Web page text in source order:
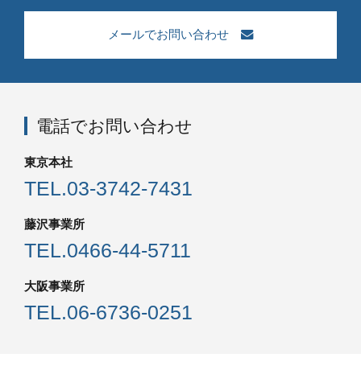
メールでお問い合わせ
電話でお問い合わせ
東京本社
TEL.03-3742-7431
藤沢事業所
TEL.0466-44-5711
大阪事業所
TEL.06-6736-0251